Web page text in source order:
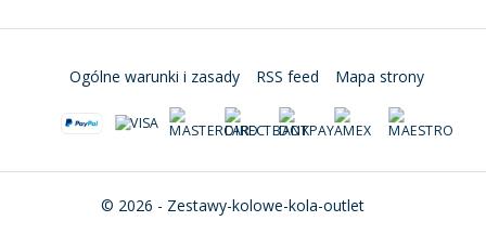
© 2026 - Zestawy-kolowe-kola-outlet
Ogólne warunki i zasady RSS feed Mapa strony